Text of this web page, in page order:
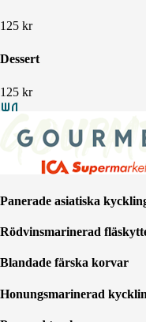
125 kr
Dessert
125 kr
Info
Panerade asiatiska
Rödvinsmarinerad
Blandade färska korvar
Honungsmarinerad